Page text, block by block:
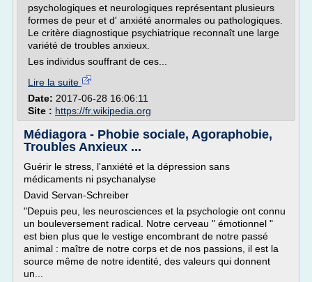
psychologiques et neurologiques représentant plusieurs
formes de peur et d' anxiété anormales ou pathologiques.
Le critère diagnostique psychiatrique reconnaît une large
variété de troubles anxieux.
Les individus souffrant de ces...
Lire la suite
Date: 2017-06-28 16:06:11
Site : https://fr.wikipedia.org
Médiagora - Phobie sociale, Agoraphobie,
Troubles Anxieux ...
Guérir le stress, l'anxiété et la dépression sans
médicaments ni psychanalyse
David Servan-Schreiber
"Depuis peu, les neurosciences et la psychologie ont connu
un bouleversement radical. Notre cerveau " émotionnel "
est bien plus que le vestige encombrant de notre passé
animal : maître de notre corps et de nos passions, il est la
source même de notre identité, des valeurs qui donnent
un...